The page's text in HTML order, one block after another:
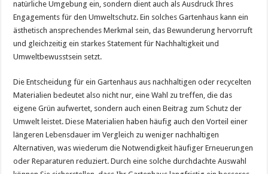
natürliche Umgebung ein, sondern dient auch als Ausdruck Ihres
Engagements für den Umweltschutz. Ein solches Gartenhaus kann ein
ästhetisch ansprechendes Merkmal sein, das Bewunderung hervorruft
und gleichzeitig ein starkes Statement für Nachhaltigkeit und
Umweltbewusstsein setzt.
Die Entscheidung für ein Gartenhaus aus nachhaltigen oder recycelten
Materialien bedeutet also nicht nur, eine Wahl zu treffen, die das
eigene Grün aufwertet, sondern auch einen Beitrag zum Schutz der
Umwelt leistet. Diese Materialien haben häufig auch den Vorteil einer
längeren Lebensdauer im Vergleich zu weniger nachhaltigen
Alternativen, was wiederum die Notwendigkeit häufiger Erneuerungen
oder Reparaturen reduziert. Durch eine solche durchdachte Auswahl